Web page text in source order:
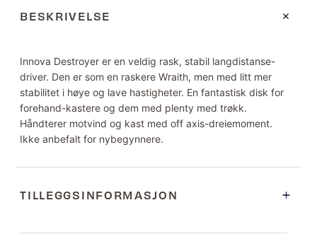
BESKRIVELSE
Innova Destroyer er en veldig rask, stabil langdistanse-
driver. Den er som en raskere Wraith, men med litt mer
stabilitet i høye og lave hastigheter. En fantastisk disk for
forehand-kastere og dem med plenty med trøkk.
Håndterer motvind og kast med off axis-dreiemoment.
Ikke anbefalt for nybegynnere.
TILLEGGSINFORMASJON